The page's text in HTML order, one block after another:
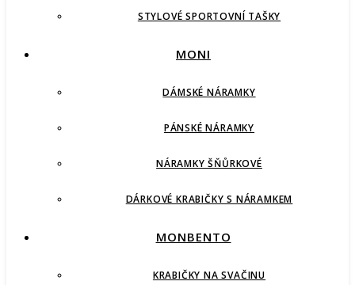
STYLOVÉ SPORTOVNÍ TAŠKY
MONI
DÁMSKÉ NÁRAMKY
PÁNSKÉ NÁRAMKY
NÁRAMKY ŠŇŮRKOVÉ
DÁRKOVÉ KRABIČKY S NÁRAMKEM
MONBENTO
KRABIČKY NA SVAČINU